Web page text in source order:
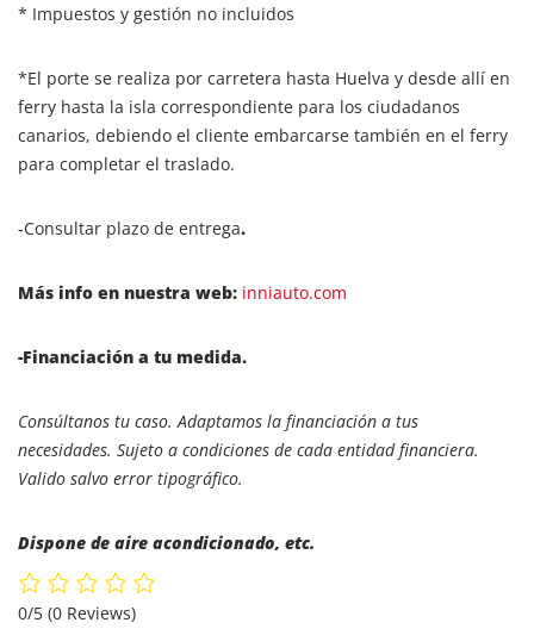
* Impuestos y gestión no incluidos
*El porte se realiza por carretera hasta Huelva y desde allí en
ferry hasta la isla correspondiente para los ciudadanos
canarios, debiendo el cliente embarcarse también en el ferry
para completar el traslado.
-Consultar plazo de entrega.
Más info en nuestra web: inniauto.com
-Financiación a tu medida.
Consúltanos tu caso. Adaptamos la financiación a tus
necesidades. Sujeto a condiciones de cada entidad financiera.
Valido salvo error tipográfico.
Dispone de aire acondicionado, etc.
0/5 (0 Reviews)